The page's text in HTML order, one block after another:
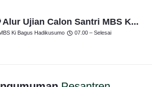
Alur Ujian Calon Santri MBS K...
Ki Bagus Hadikusumo 07.00 – Selesai